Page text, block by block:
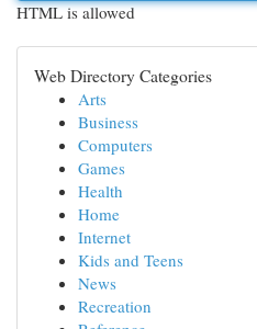
HTML is allowed
Web Directory Categories
Arts
Business
Computers
Games
Health
Home
Internet
Kids and Teens
News
Recreation